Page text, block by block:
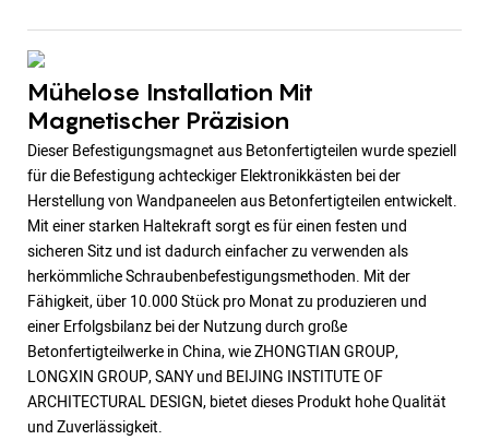
Mühelose Installation Mit
Magnetischer Präzision
Dieser Befestigungsmagnet aus Betonfertigteilen wurde speziell
für die Befestigung achteckiger Elektronikkästen bei der
Herstellung von Wandpaneelen aus Betonfertigteilen entwickelt.
Mit einer starken Haltekraft sorgt es für einen festen und
sicheren Sitz und ist dadurch einfacher zu verwenden als
herkömmliche Schraubenbefestigungsmethoden. Mit der
Fähigkeit, über 10.000 Stück pro Monat zu produzieren und
einer Erfolgsbilanz bei der Nutzung durch große
Betonfertigteilwerke in China, wie ZHONGTIAN GROUP,
LONGXIN GROUP, SANY und BEIJING INSTITUTE OF
ARCHITECTURAL DESIGN, bietet dieses Produkt hohe Qualität
und Zuverlässigkeit.